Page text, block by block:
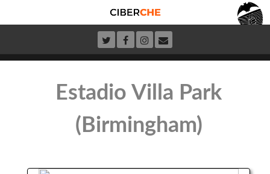
Estadio Villa Park
(Birmingham)